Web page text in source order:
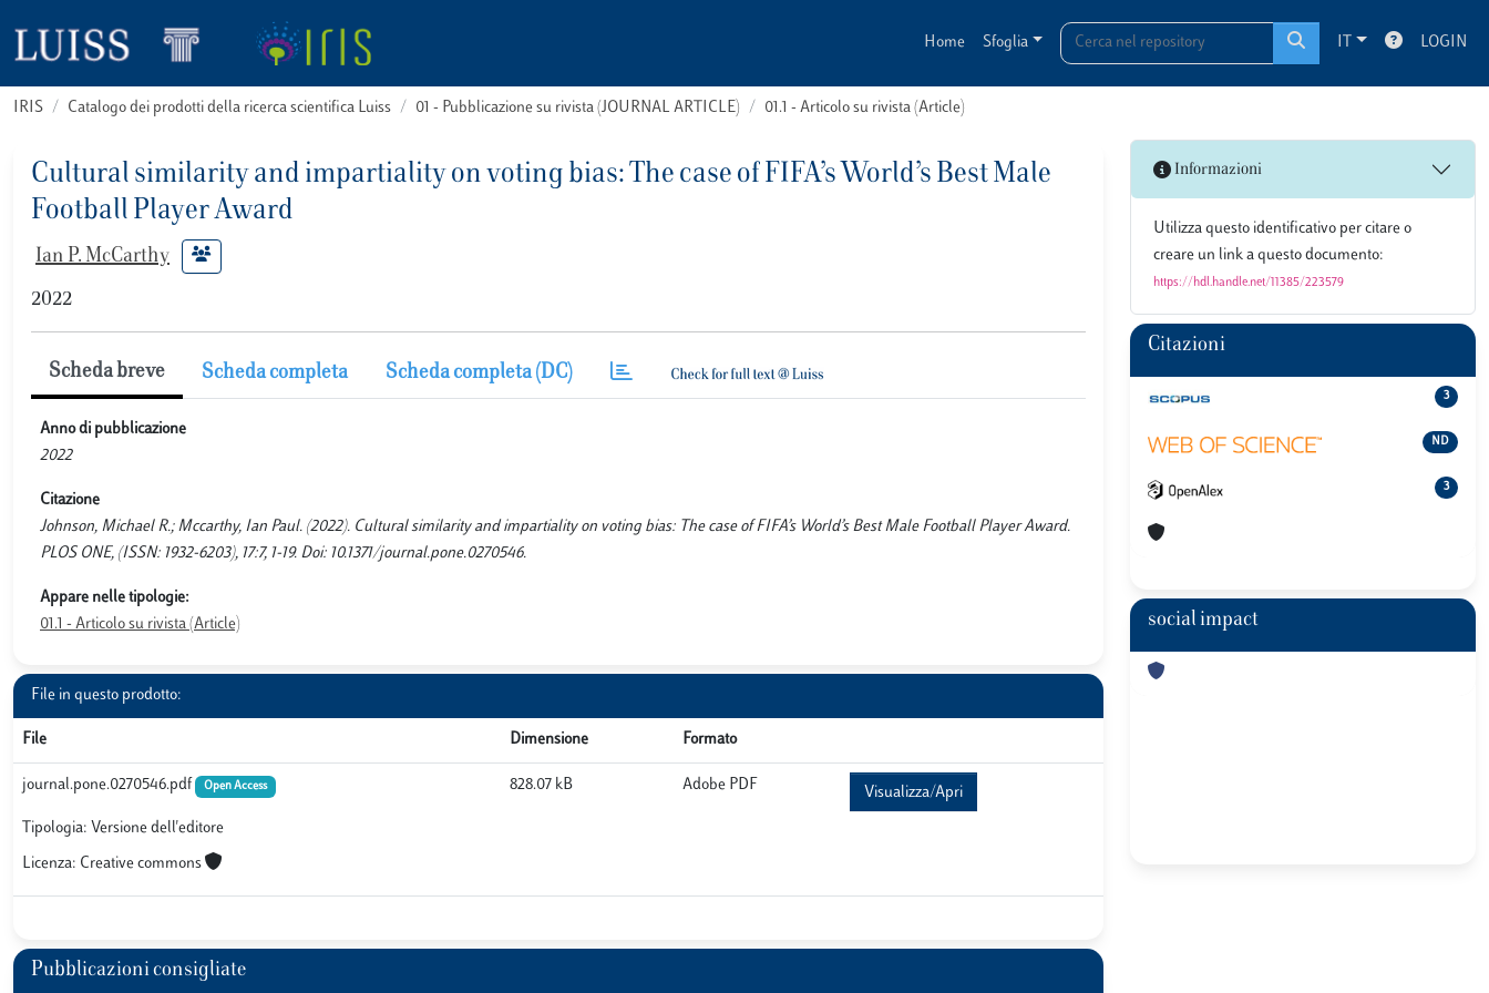
Home Sfoglia IT LOGIN
IRIS Catalogo dei prodotti della ricerca scientifica Luiss 01 - Pubblicazione su rivista (JOURNAL ARTICLE) 01.1 - Articolo su rivista (Article)
Cultural similarity and impartiality on voting bias: The case of FIFA’s World’s Best Male
Football Player Award
Ian P. McCarthy
2022
Scheda breve Scheda completa Scheda completa (DC)
Anno di pubblicazione
2022
Citazione
Johnson, Michael R.; Mccarthy, Ian Paul. (2022). Cultural similarity and impartiality on voting bias: The case of FIFA’s World’s Best Male Football Player Award.
PLOS ONE, (ISSN: 1932-6203), 17:7, 1-19. Doi: 10.1371/journal.pone.0270546.
Appare nelle tipologie:
01.1 - Articolo su rivista (Article)
File in questo prodotto:
File Dimensione Formato
journal.pone.0270546.pdf Open Access
Tipologia: Versione dell'editore
Licenza: Creative commons
828.07 kB Adobe PDF Visualizza/Apri
Pubblicazioni consigliate
Informazioni
Utilizza questo identificativo per citare o
creare un link a questo documento:
https://hdl.handle.net/11385/223579
Citazioni
3
ND
3
social impact